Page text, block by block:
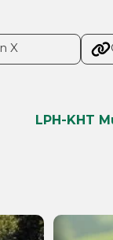
X
LPH-KHT